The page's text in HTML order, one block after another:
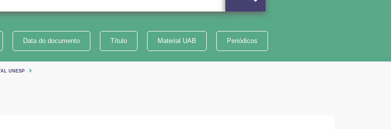
Data do documento Título Material UAB Periódicos
UNESP